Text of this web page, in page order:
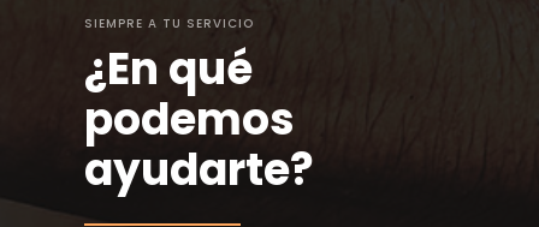
SIEMPRE A TU SERVICIO
¿En qué
podemos
ayudarte?